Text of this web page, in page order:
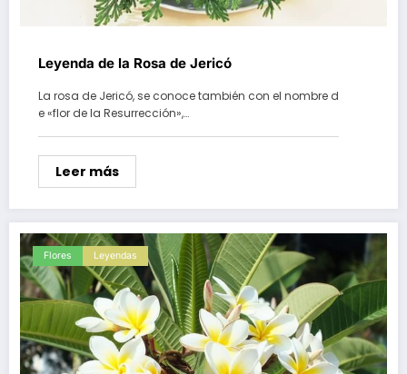
Leyenda de la Rosa de Jericó
La rosa de Jericó, se conoce también con el nombre d
e «flor de la Resurrección»,…
Leer más
Flores Leyendas